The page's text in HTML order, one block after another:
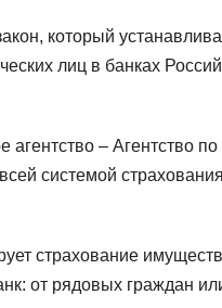
который
лиц в банках
агентство – Агентство
системой
страхование
от рядовых граждан